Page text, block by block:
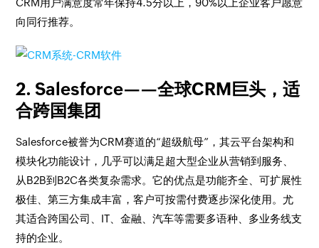
CRM用户满意度常年保持4.5分以上，90%以上企业客户愿意
向同行推荐。
2. Salesforce——全球CRM巨头，适
合跨国集团
Salesforce被誉为CRM赛道的“超级航母”，其云平台架构和
模块化功能设计，几乎可以满足超大型企业从营销到服务、
从B2B到B2C各类复杂需求。它的优点是功能齐全、可扩展性
极佳、第三方集成丰富，客户可按需付费逐步深化使用。尤
其适合跨国公司、IT、金融、汽车等需要多语种、多业务线支
持的企业。